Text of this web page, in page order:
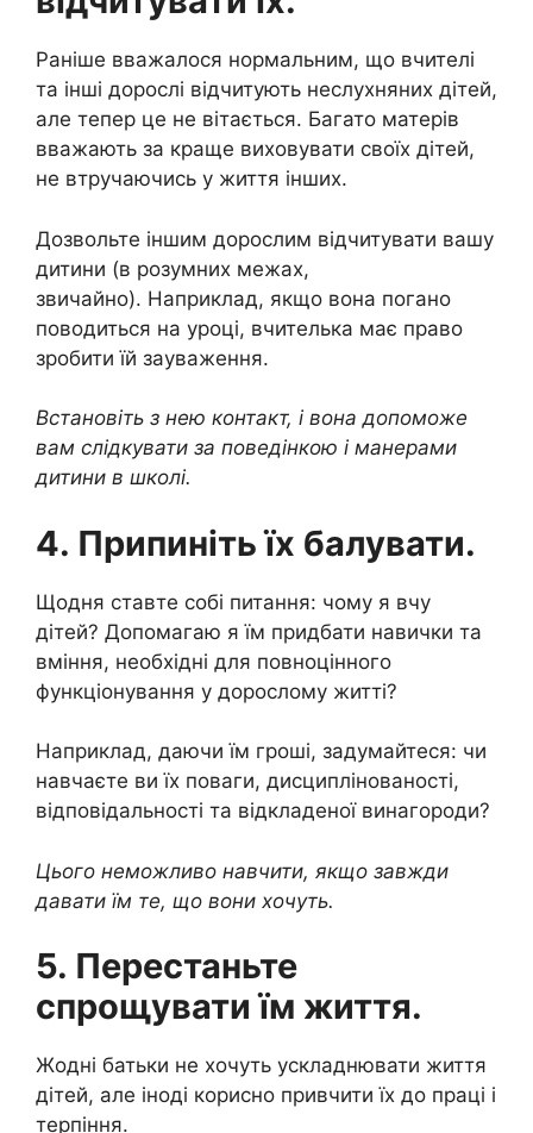
Раніше вважалося нормальним, що вчителі
та інші дорослі відчитують неслухняних дітей,
але тепер це не вітається. Багато матерів
вважають за краще виховувати своїх дітей,
не втручаючись у життя інших.
Дозвольте іншим дорослим відчитувати вашу
дитини (в розумних межах,
звичайно). Наприклад, якщо вона погано
поводиться на уроці, вчителька має право
зробити їй зауваження.
Встановіть з нею контакт, і вона допоможе
вам слідкувати за поведінкою і манерами
дитини в школі.
4. Припиніть їх балувати.
Щодня ставте собі питання: чому я вчу
дітей? Допомагаю я їм придбати навички та
вміння, необхідні для повноцінного
функціонування у дорослому житті?
Наприклад, даючи їм гроші, задумайтеся: чи
навчаєте ви їх поваги, дисциплінованості,
відповідальності та відкладеної винагороди?
Цього неможливо навчити, якщо завжди
давати їм те, що вони хочуть.
5. Перестаньте
спрощувати їм життя.
Жодні батьки не хочуть ускладнювати життя
дітей, але іноді корисно привчити їх до праці і
терпіння.